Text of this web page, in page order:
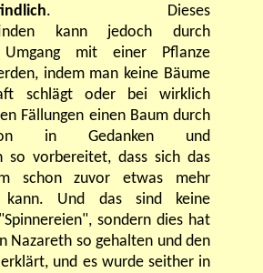
. Dieses
kann jedoch durch
Umgang mit einer Pflanze
indem man keine Bäume
schlägt oder bei wirklich
Fällungen einen Baum durch
in Gedanken und
so vorbereitet, dass sich das
schon zuvor etwas mehr
kann. Und das sind keine
sondern dies hat
Nazareth so gehalten und den
und es wurde seither in